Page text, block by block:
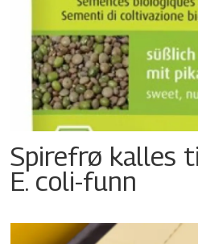
Spirefrø kalles
E. coli-funn